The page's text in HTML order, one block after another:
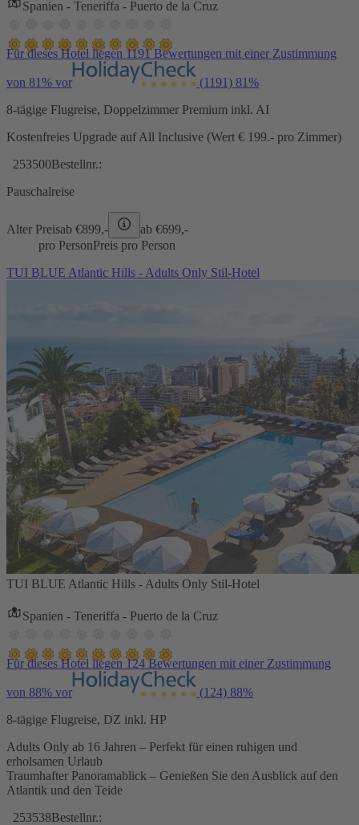
Spanien - Teneriffa - Puerto de la Cruz
Für dieses Hotel liegen 1191 Bewertungen mit einer Zustimmung
von 81% vor (1191) 81%
8-tägige Flugreise, Doppelzimmer Premium inkl. AI
Kostenfreies Upgrade auf All Inclusive (Wert € 199.- pro Zimmer)
253500Bestellnr.:
Pauschalreise
Alter Preisab €899,- ab €699,-
pro PersonPreis pro Person
TUI BLUE Atlantic Hills - Adults Only Stil-Hotel
TUI BLUE Atlantic Hills - Adults Only Stil-Hotel
Spanien - Teneriffa - Puerto de la Cruz
Für dieses Hotel liegen 124 Bewertungen mit einer Zustimmung
von 88% vor (124) 88%
8-tägige Flugreise, DZ inkl. HP
Adults Only ab 16 Jahren – Perfekt für einen ruhigen und
erholsamen Urlaub
Traumhafter Panoramablick – Genießen Sie den Ausblick auf den
Atlantik und den Teide
253538Bestellnr.: